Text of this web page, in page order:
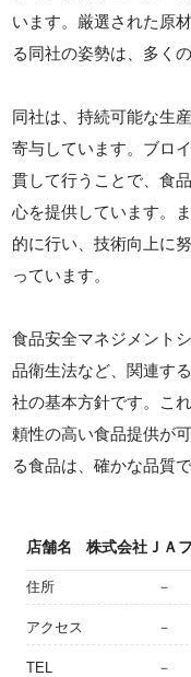
います。厳選された原
る同社の姿勢は、多く
同社は、持続可能な生
寄与しています。ブロ
貫して行うことで、食
心を提供しています。
的に行い、技術向上に
っています。
食品安全マネジメント
品衛生法など、関連す
社の基本方針です。こ
頼性の高い食品提供が
る食品は、確かな品質
店舗名 株式会社ＪＡ
住所 －
アクセス －
TEL －